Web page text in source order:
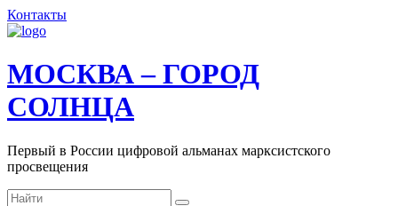
Контакты
МОСКВА – ГОРОД
СОЛНЦА
Первый в России цифровой альманах марксистского
просвещения